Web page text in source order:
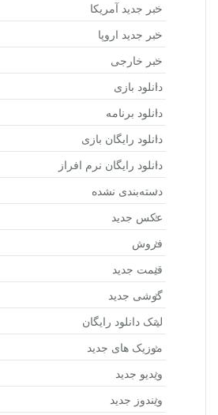
خبر جدید آمریکا
خبر جدید اروپا
خبر خارجی
دانلود بازی
دانلود برنامه
دانلود رایگان بازی
دانلود رایگان نرم افراز
دسته‌بندی نشده
عکس جدید
فروش
قیمت جدید
گوشی جدید
لینک دانلود رایگان
موزیک های جدید
ویدیو جدید
ویندوز جدید